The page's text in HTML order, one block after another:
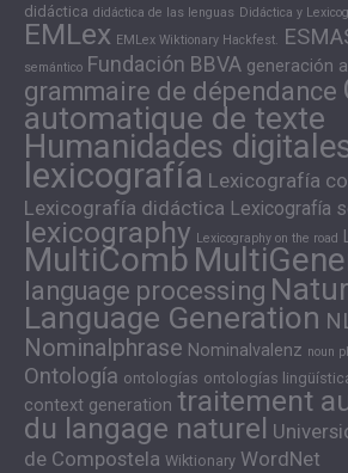
didáctica didáctica de las lenguas Didáctica y
EMLex EMLex Wiktionary Hackfest.
semántico Fundación BBVA generación
grammaire de dépendance
automatique de texte
Humanidades
lexicografía Lexicografía
Lexicografía didáctica Lexicografía
lexicography Lexicography on the road
MultiComb
language processing
Language Generation
Nominalphrase Nominalvalenz noun
Ontología ontologías ontologías
context generation traitement
du langage naturel
de Compostela Wiktionary WordNet